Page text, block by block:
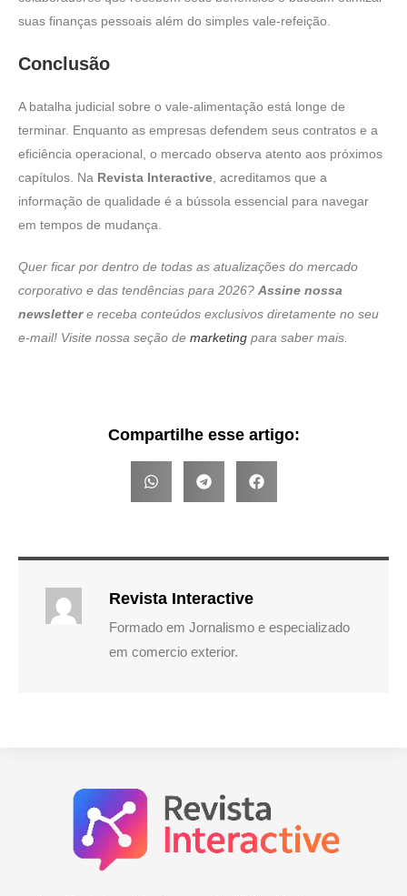
suas finanças pessoais além do simples vale-refeição.
Conclusão
A batalha judicial sobre o vale-alimentação está longe de
terminar. Enquanto as empresas defendem seus contratos e a
eficiência operacional, o mercado observa atento aos próximos
capítulos. Na Revista Interactive , acreditamos que a
informação de qualidade é a bússola essencial para navegar
em tempos de mudança.
Quer ficar por dentro de todas as atualizações do mercado
corporativo e das tendências para 2026? Assine nossa
newslettere receba conteúdos exclusivos diretamente no seu
e-mail! Visite nossa seção de marketing para saber mais.
Compartilhe esse artigo:
Revista Interactive
Formado em Jornalismo e especializado
em comercio exterior.